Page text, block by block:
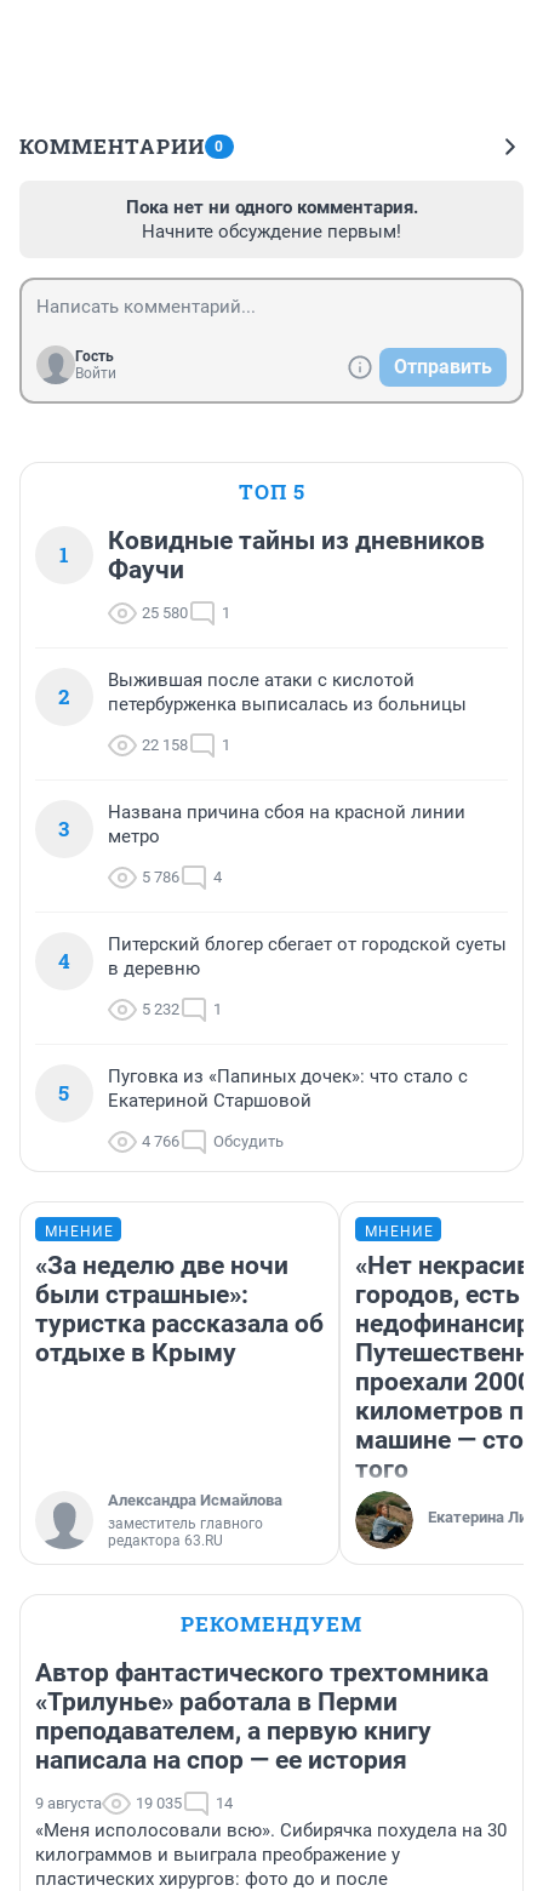
КОММЕНТАРИИ 0
Пока нет ни одного комментария.
Начните обсуждение первым!
Гость
Войти
Отправить
ТОП 5
1
Ковидные тайны из дневников
Фаучи
25 580 1
2
Выжившая после атаки с кислотой
петербурженка выписалась из больницы
22 158 1
3
Названа причина сбоя на красной линии
метро
5 786 4
4
Питерский блогер сбегает от городской суеты
в деревню
5 232 1
5
Пуговка из «Папиных дочек»: что стало с
Екатериной Старшовой
4 766 Обсудить
МНЕНИЕ
«За неделю две ночи
были страшные»:
туристка рассказала об
отдыхе в Крыму
Александра Исмайлова
заместитель главного
редактора 63.RU
МНЕНИЕ
«Нет
городов, есть
проехали 2000
километров по
машине —
того
Екатерина
РЕКОМЕНДУЕМ
Автор фантастического трехтомника
«Трилунье» работала в Перми
преподавателем, а первую книгу
написала на спор — ее история
9 августа 19 035 14
«Меня исполосовали всю». Сибирячка похудела на 30
килограммов и выиграла преображение у
пластических хирургов: фото до и после